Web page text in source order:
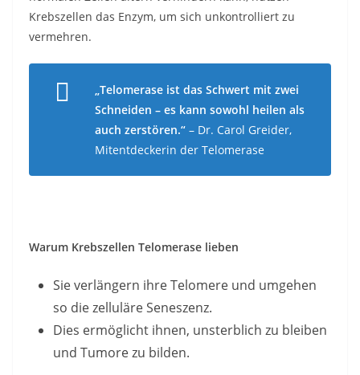
Krebszellen das Enzym, um sich unkontrolliert zu
vermehren.
„Telomerase ist das Schwert mit zwei
Schneiden – es kann sowohl heilen als
auch zerstören.“ – Dr. Carol Greider,
Mitentdeckerin der Telomerase
Warum Krebszellen Telomerase lieben
Sie verlängern ihre Telomere und umgehen
so die zelluläre Seneszenz.
Dies ermöglicht ihnen, unsterblich zu bleiben
und Tumore zu bilden.